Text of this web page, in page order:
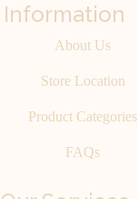
Information
About Us
Store Location
Product Categories
FAQs